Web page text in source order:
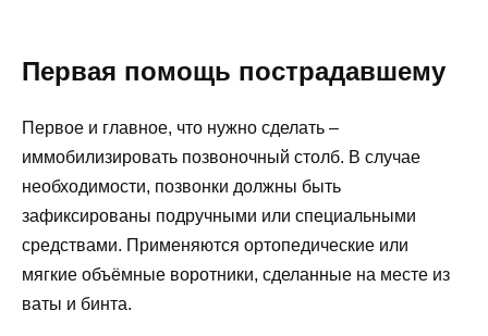
Первая помощь пострадавшему
Первое и главное, что нужно сделать –
иммобилизировать позвоночный столб. В случае
необходимости, позвонки должны быть
зафиксированы подручными или специальными
средствами. Применяются ортопедические или
мягкие объёмные воротники, сделанные на месте из
ваты и бинта.